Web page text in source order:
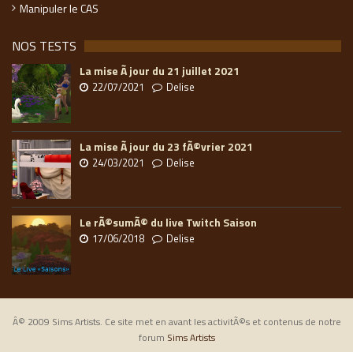
Manipuler le CAS
NOS TESTS
La mise Ã jour du 21 juillet 2021
22/07/2021 Delise
La mise Ã jour du 23 fÃ©vrier 2021
24/03/2021 Delise
Le rÃ©sumÃ© du live Twitch Saison
17/06/2018 Delise
Â© 2009 Sims Artists. Ce site met en avant les activitÃ©s et contenus de notre
forum Sims Artists